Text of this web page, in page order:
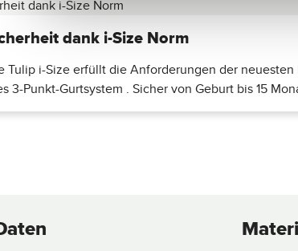
dank i-Size Norm
Tulip i-Size erfüllt die Anforderungen der
3-Punkt-Gurtsystem . Sicher von Geburt bis 15